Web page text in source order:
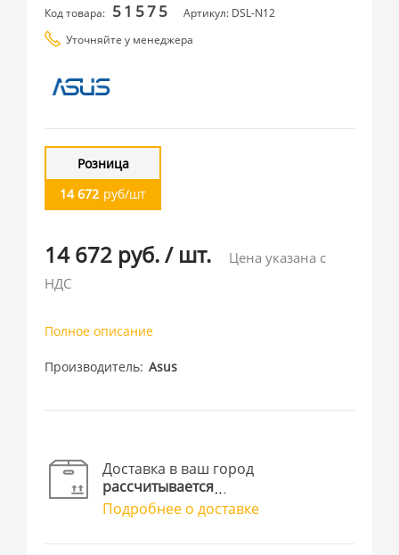
Код товара: 51575
Артикул: DSL-N12
Уточняйте у менеджера
Розница
14 672 руб/шт
14 672 руб./ шт.
Цена указана с
НДС
Полное описание
Производитель Asus
Доставка в ваш город
рассчитывается
Подробнее о доставке